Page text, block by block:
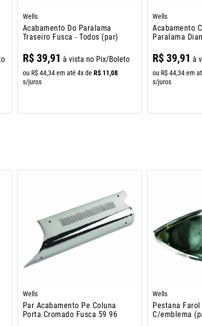
Wells
Acabamento Do Paralama
Traseiro Fusca - Todos (par)
R$ 39,91 à vista no Pix/Boleto
ou R$ 44,34 em até 4x de R$ 11,08
s/juros
Wells
Acabamento
Paralama
R$ 39,91 à
ou R$44,34em
s/juros
Wells
Par Acabamento Pe Coluna
Porta Cromado Fusca 59 96
Wells
Pestana
C/emblema